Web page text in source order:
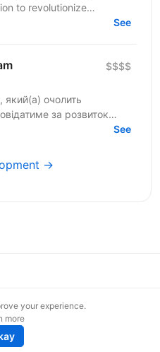
to revolutionize
and cryptography. As part
See
$$$$
очолить
за розвиток
revenue та
See
→
your experience.
more